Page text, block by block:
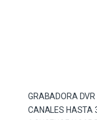
GRABADORA
CANALES HASTA